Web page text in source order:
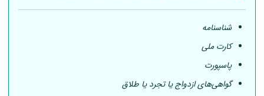
شناسنامه
کارت ملی
پاسپورت
گواهی‌های ازدواج یا تجرد یا طلاق